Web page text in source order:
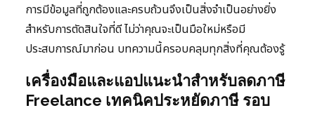
การมีข้อมูลที่ถูกต้องและครบถ้วนจึงเป็นสิ่งจำเป็นอย่างยิ่ง
สำหรับการตัดสินใจที่ดี ไม่ว่าคุณจะเป็นมือใหม่หรือมี
ประสบการณ์มาก่อน บทความนี้ครอบคลุมทุกสิ่งที่คุณต้องรู้
เครื่องมือและแอปแนะนำสำหรับลดภาษี
Freelance เทคนิคประหยัดภาษี รอบ